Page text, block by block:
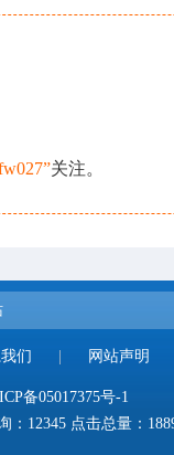
关注。
们 网站声明
备05017375号-1
12345 点击总量：